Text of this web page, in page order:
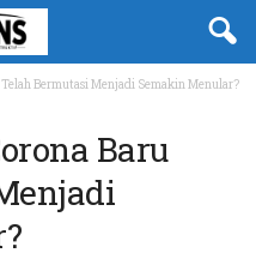
Bermutasi Menjadi Semakin Menular?
Baru